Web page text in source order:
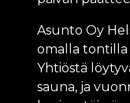
Asunto Oy
omalla tontilla
Yhtiöstä
sauna, ja